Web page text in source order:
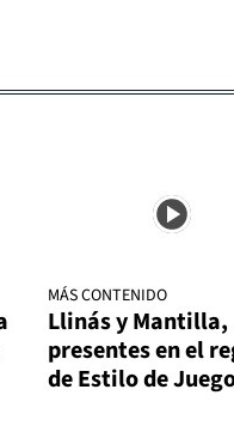
MÁS CONTENIDO
Llinás y Mantilla,
presentes en el
de Estilo de